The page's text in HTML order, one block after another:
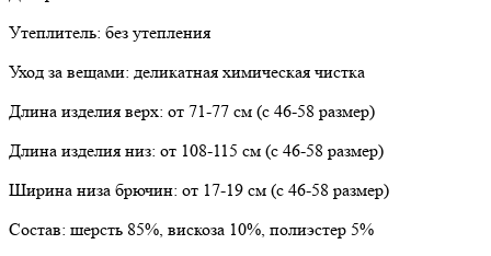
Утеплитель: без утепления
Уход за вещами: деликатная химическая чистка
Длина изделия верх: от 71-77 см (с 46-58 размер)
Длина изделия низ: от 108-115 см (с 46-58 размер)
Ширина низа брючин: от 17-19 см (с 46-58 размер)
Состав: шерсть 85%, вискоза 10%, полиэстер 5%